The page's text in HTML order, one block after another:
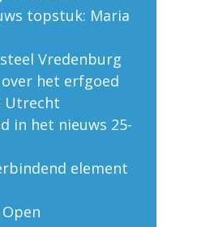
topstuk: Maria
Vredenburg
het erfgoed
Utrecht
in het nieuws 25-
element